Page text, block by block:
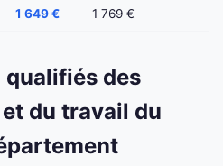
1 649 € 1 769 €
des
du travail du